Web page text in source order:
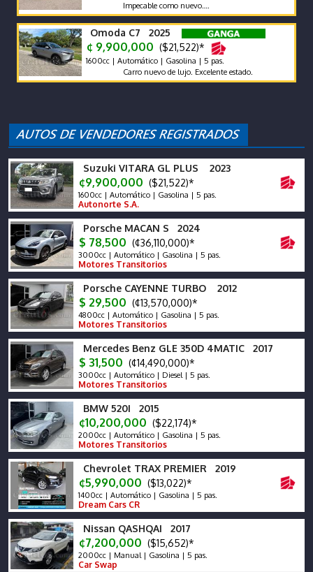
Impecable como nuevo….
Omoda C7 2025
¢ 9,900,000 ($21,522)*
1600cc | Automático | Gasolina | 5 pas.
Carro nuevo de lujo. Excelente estado.
Suzuki VITARA GL PLUS 2023
¢9,900,000 ($21,522)*
1600cc | Automático | Gasolina | 5 pas.
Autonorte S.A.
Porsche MACAN S 2024
$ 78,500 (¢36,110,000)*
3000cc | Automático | Gasolina | 5 pas.
Motores Transitorios
Porsche CAYENNE TURBO 2012
$ 29,500 (¢13,570,000)*
4800cc | Automático | Gasolina | 5 pas.
Motores Transitorios
Mercedes Benz GLE 350D 4MATIC 2017
$ 31,500 (¢14,490,000)*
3000cc | Automático | Diesel | 5 pas.
Motores Transitorios
BMW 520I 2015
¢10,200,000 ($22,174)*
2000cc | Automático | Gasolina | 5 pas.
Motores Transitorios
Chevrolet TRAX PREMIER 2019
¢5,990,000 ($13,022)*
1400cc | Automático | Gasolina | 5 pas.
Dream Cars CR
Nissan QASHQAI 2017
¢7,200,000 ($15,652)*
2000cc | Manual | Gasolina | 5 pas.
Car Swap